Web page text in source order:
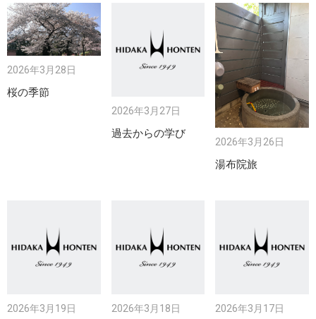
2026年3月28日
桜の季節
2026年3月27日
過去からの学び
2026年3月26日
湯布院旅
2026年3月19日 2026年3月18日 2026年3月17日